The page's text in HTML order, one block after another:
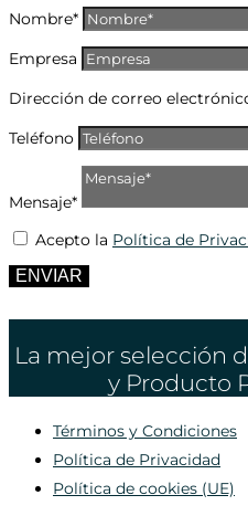
Nombre*
Empresa
Dirección de correo
Teléfono
Mensaje*
Acepto la Política de
ENVIAR
La mejor selección
y Producto
Términos y Condiciones
Política de Privacidad
Política de cookies (UE)